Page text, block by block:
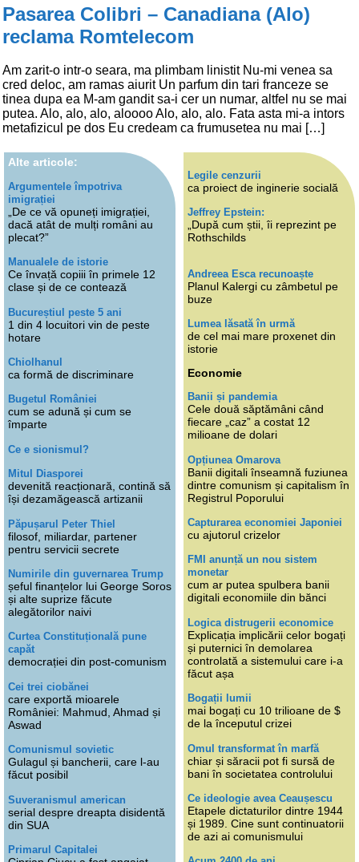
Pasarea Colibri – Canadiana (Alo)
reclama Romtelecom
Am zarit-o intr-o seara, ma plimbam linistit Nu-mi venea sa
cred deloc, am ramas aiurit Un parfum din tari franceze se
tinea dupa ea M-am gandit sa-i cer un numar, altfel nu se mai
putea. Alo, alo, alo, aloooo Alo, alo, alo. Fata asta mi-a intors
metafizicul pe dos Eu credeam ca frumusetea nu mai […]
Alte articole:
Argumentele împotriva
imigrației
„De ce vă opuneți imigrației,
dacă atât de mulți români au
plecat?”
Manualele de istorie
Ce învață copiii în primele 12
clase și de ce contează
Bucureștiul peste 5 ani
1 din 4 locuitori vin de peste
hotare
Chiolhanul
ca formă de discriminare
Bugetul României
cum se adună și cum se
împarte
Ce e sionismul?
Mitul Diasporei
devenită reacționară, contină să
își dezamăgească artizanii
Păpușarul Peter Thiel
filosof, miliardar, partener
pentru servicii secrete
Numirile din guvernarea Trump
șeful finanțelor lui George Soros
și alte suprize făcute
alegătorilor naivi
Curtea Constituțională pune
capăt
democrației din post-comunism
Cei trei ciobănei
care exportă mioarele
României: Mahmud, Ahmad și
Aswad
Comunismul sovietic
Gulagul și bancherii, care l-au
făcut posibil
Suveranismul american
serial despre dreapta disidentă
din SUA
Primarul Capitalei
Legile cenzurii
ca proiect de inginerie socială
Jeffrey Epstein:
„După cum știi, îi reprezint pe
Rothschilds
Andreea Esca recunoaște
Planul Kalergi cu zâmbetul pe
buze
Lumea lăsată în urmă
de cel mai mare proxenet din
istorie
Economie
Banii și pandemia
Cele două săptămâni când
fiecare „caz” a costat 12
milioane de dolari
Opțiunea Omarova
Banii digitali înseamnă fuziunea
dintre comunism și capitalism în
Registrul Poporului
Capturarea economiei Japoniei
cu ajutorul crizelor
FMI anunță un nou sistem
monetar
cum ar putea spulbera banii
digitali economiile din bănci
Logica distrugerii economice
Explicația implicării celor bogați
și puternici în demolarea
controlată a sistemului care i-a
făcut așa
Bogații lumii
mai bogați cu 10 trilioane de $
de la începutul crizei
Omul transformat în marfă
chiar și săracii pot fi sursă de
bani în societatea controlului
Ce ideologie avea Ceaușescu
Etapele dictaturilor dintre 1944
și 1989. Cine sunt continuatorii
de azi ai comunismului